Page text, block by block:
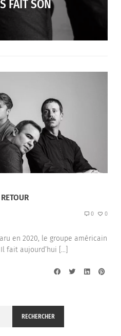
FAIT SON
0 0
en 2020, le groupe américain
fait aujourd’hui […]
RECHERCHER